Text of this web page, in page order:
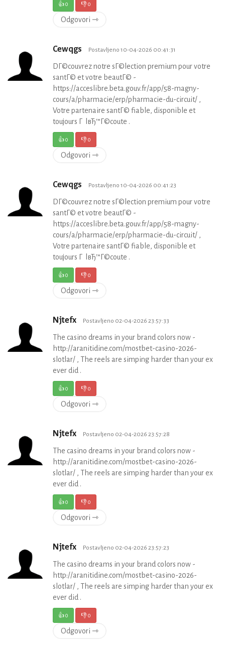
👍0 👎0
Odgovori ⇾
Cewqgs Postavljeno 10-04-2026 00:41:31
DГ©couvrez notre sГ©lection premium pour votre
santГ© et votre beautГ© -
https://acceslibre.beta.gouv.fr/app/58-magny-
cours/a/pharmacie/erp/pharmacie-du-circuit/ ,
Votre partenaire santГ© fiable, disponible et
toujours Г lвЂ™Г©coute .
👍0 👎0
Odgovori ⇾
Cewqgs Postavljeno 10-04-2026 00:41:23
DГ©couvrez notre sГ©lection premium pour votre
santГ© et votre beautГ© -
https://acceslibre.beta.gouv.fr/app/58-magny-
cours/a/pharmacie/erp/pharmacie-du-circuit/ ,
Votre partenaire santГ© fiable, disponible et
toujours Г lвЂ™Г©coute .
👍0 👎0
Odgovori ⇾
Njtefx Postavljeno 02-04-2026 23:57:33
The casino dreams in your brand colors now -
http://aranitidine.com/mostbet-casino-2026-
slotlar/ , The reels are simping harder than your ex
ever did .
👍0 👎0
Odgovori ⇾
Njtefx Postavljeno 02-04-2026 23:57:28
The casino dreams in your brand colors now -
http://aranitidine.com/mostbet-casino-2026-
slotlar/ , The reels are simping harder than your ex
ever did .
👍0 👎0
Odgovori ⇾
Njtefx Postavljeno 02-04-2026 23:57:23
The casino dreams in your brand colors now -
http://aranitidine.com/mostbet-casino-2026-
slotlar/ , The reels are simping harder than your ex
ever did .
👍0 👎0
Odgovori ⇾